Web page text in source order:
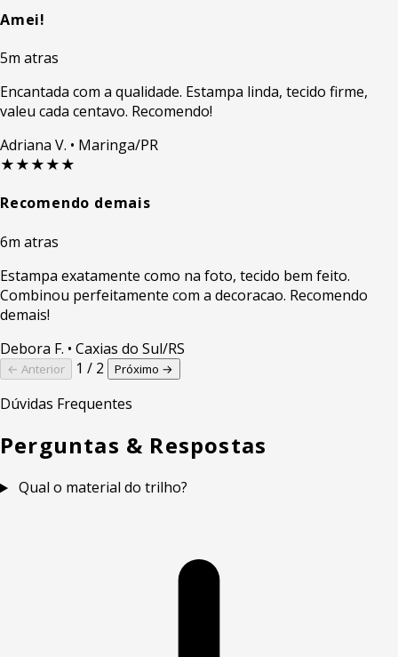
Amei!
5m atras
Encantada com a qualidade. Estampa linda, tecido firme,
valeu cada centavo. Recomendo!
Adriana V. • Maringa/PR
★★★★★
Recomendo demais
6m atras
Estampa exatamente como na foto, tecido bem feito.
Combinou perfeitamente com a decoracao. Recomendo
demais!
Debora F. • Caxias do Sul/RS
← Anterior 1 / 2 Próximo →
Dúvidas Frequentes
Perguntas & Respostas
Qual o material do trilho?